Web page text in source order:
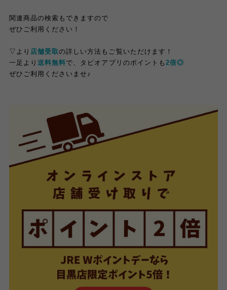
関連商品の検索もできますので
ぜひご利用ください！
▽より 店舗受取の詳しい方法もご覧いただけます！
一足より送料無料で、タビオアプリのポイントも 2倍◎
ぜひご利用くださいませ♪